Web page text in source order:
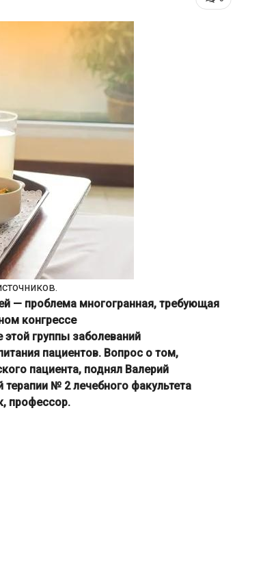
— проблема многогранная, требующая
конгрессе
группы заболеваний
пациентов. Вопрос о том,
пациента, поднял Валерий
№ 2 лечебного факультета
профессор.